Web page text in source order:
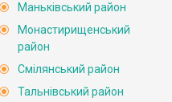
Маньківський район
Монастирищенський
район
Смілянський район
Тальнівський район